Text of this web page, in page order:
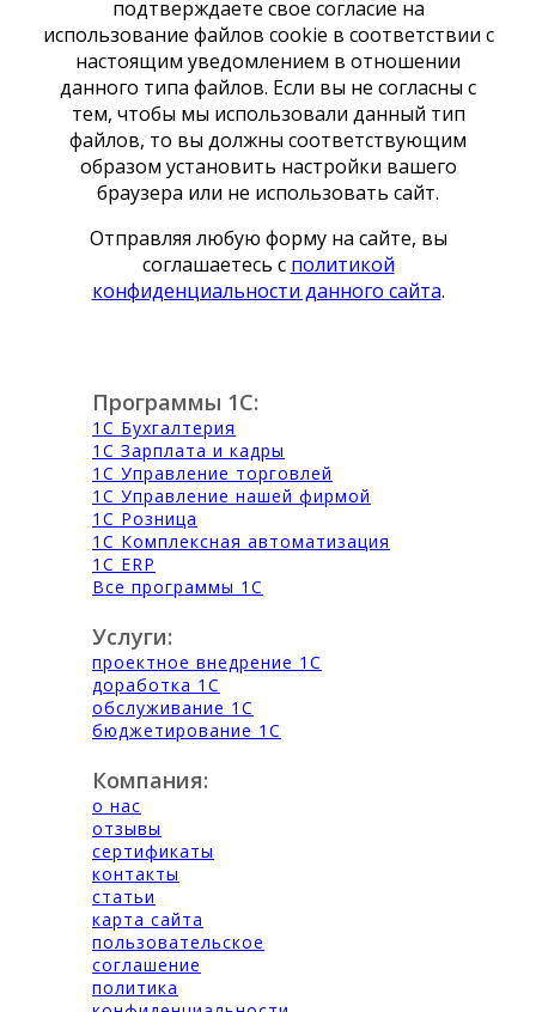
подтверждаете свое согласие на
использование файлов cookie в соответствии с
настоящим уведомлением в отношении
данного типа файлов. Если вы не согласны с
тем, чтобы мы использовали данный тип
файлов, то вы должны соответствующим
образом установить настройки вашего
браузера или не использовать сайт.
Отправляя любую форму на сайте, вы
соглашаетесь с политикой
конфиденциальности данного сайта.
Программы 1С:
1С Бухгалтерия
1С Зарплата и кадры
1С Управление торговлей
1С Управление нашей фирмой
1С Розница
1С Комплексная автоматизация
1С ERP
Все программы 1С
Услуги:
проектное внедрение 1С
доработка 1С
обслуживание 1С
бюджетирование 1С
Компания:
о нас
отзывы
сертификаты
контакты
статьи
карта сайта
пользовательское
соглашение
политика